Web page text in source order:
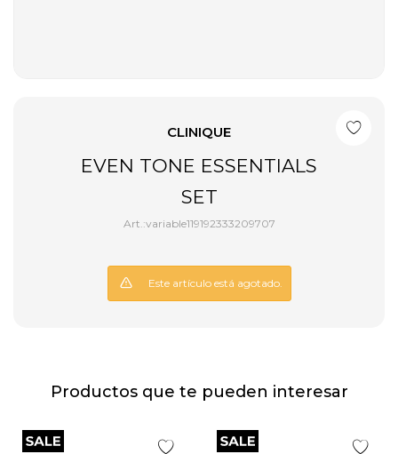
CLINIQUE
EVEN TONE ESSENTIALS
SET
variable119192333209707
Este artículo está agotado.
Productos que te pueden interesar